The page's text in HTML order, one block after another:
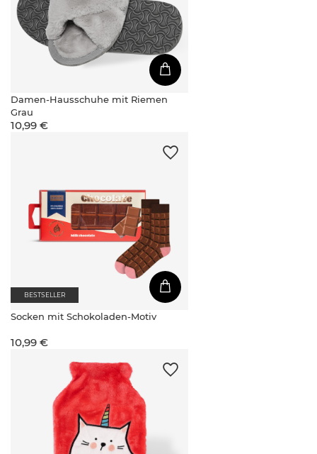
Damen-Hausschuhe mit Riemen
Grau
10,99 €
BESTSELLER
Socken mit Schokoladen-Motiv
10,99 €